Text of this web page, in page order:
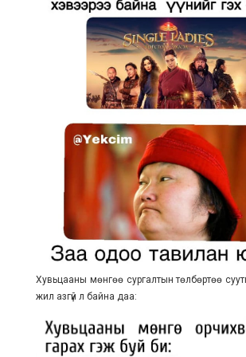
Хувьцааны мөнгөө сургалтын төлбөртөө
жил азгүй л байна даа: